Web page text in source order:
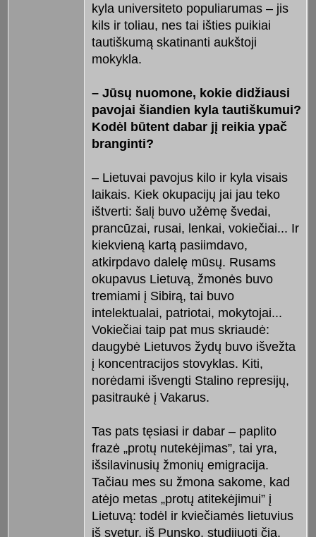
kyla universiteto populiarumas – jis
kils ir toliau, nes tai išties puikiai
tautiškumą skatinanti aukštoji
mokykla.
– Jūsų nuomone, kokie didžiausi
pavojai šiandien kyla tautiškumui?
Kodėl būtent dabar jį reikia ypač
branginti?
– Lietuvai pavojus kilo ir kyla visais
laikais. Kiek okupacijų jai jau teko
ištverti: šalį buvo užėmę švedai,
prancūzai, rusai, lenkai, vokiečiai... Ir
kiekvieną kartą pasiimdavo,
atkirpdavo dalelę mūsų. Rusams
okupavus Lietuvą, žmonės buvo
tremiami į Sibirą, tai buvo
intelektualai, patriotai, mokytojai...
Vokiečiai taip pat mus skriaudė:
daugybė Lietuvos žydų buvo išvežta
į koncentracijos stovyklas. Kiti,
norėdami išvengti Stalino represijų,
pasitraukė į Vakarus.
Tas pats tęsiasi ir dabar – paplito
frazė „protų nutekėjimas”, tai yra,
išsilavinusių žmonių emigracija.
Tačiau mes su žmona sakome, kad
atėjo metas „protų atitekėjimui” į
Lietuvą: todėl ir kviečiamės lietuvius
iš svetur, iš Punsko, studijuoti čia.